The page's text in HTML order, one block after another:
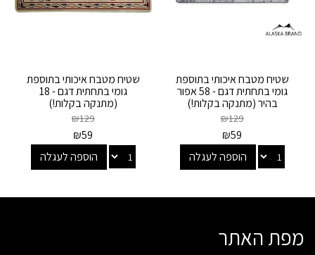
שטיח מטבח איכותי בתוספת
גומי בתחתית דגם - 58 אפור
בהיר (מתנקה בקלות!)
₪129
₪59
הוספה לעגלה
שטיח מטבח איכותי בתוספת
גומי בתחתית דגם - 18
(מתנקה בקלות!)
₪129
₪59
הוספה לעגלה
מפת האתר